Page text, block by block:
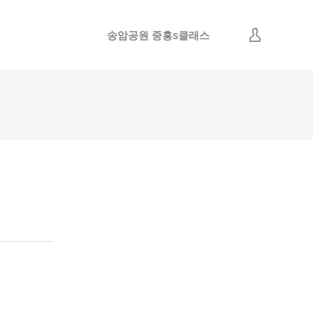
송암공원 중흥s클래스